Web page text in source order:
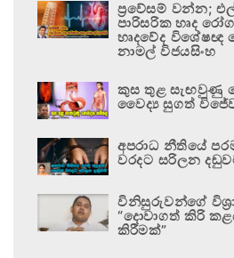
ප්‍රවේසම් වන්න;
පාරිසරික හෘද
හෘදවේද විශේෂඥ
නාමල් විජයසිංහ
කුස තුළ සැඟවුණු
වෛද්‍ය සුගත්
අපරාධ නීතියේ
වරදට සරිලන
විනිසුරුවන්ගේ
“දොවාගත් කිරි
කිරීමක්”